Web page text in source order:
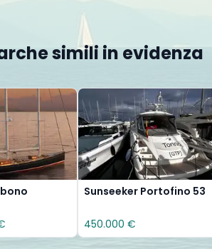
simili in evidenza
Sunseeker Portofino 53
450.000 €